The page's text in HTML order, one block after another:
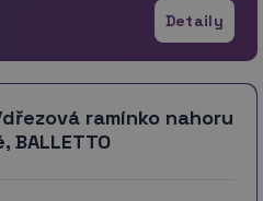
Detaily
ramínko nahoru
BALLETTO